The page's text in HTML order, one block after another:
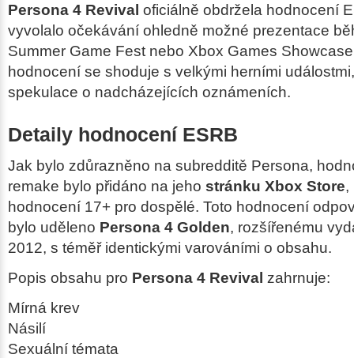
Persona 4 Revival oficiálně obdržela hodnocení
vyvolalo očekávání ohledně možné prezentace
Summer Game Fest nebo Xbox Games
hodnocení se shoduje s velkými herními
spekulace o nadcházejících oznámeních.
Detaily hodnocení ESRB
Jak bylo zdůrazněno na subredditě Persona,
remake bylo přidáno na jeho stránku Xbox Store,
hodnocení 17+ pro dospělé. Toto hodnocení
bylo uděleno Persona 4 Golden, rozšířenému
2012, s téměř identickými varováními o obsahu.
Popis obsahu pro Persona 4 Revival zahrnuje:
Mírná krev
Násilí
Sexuální témata